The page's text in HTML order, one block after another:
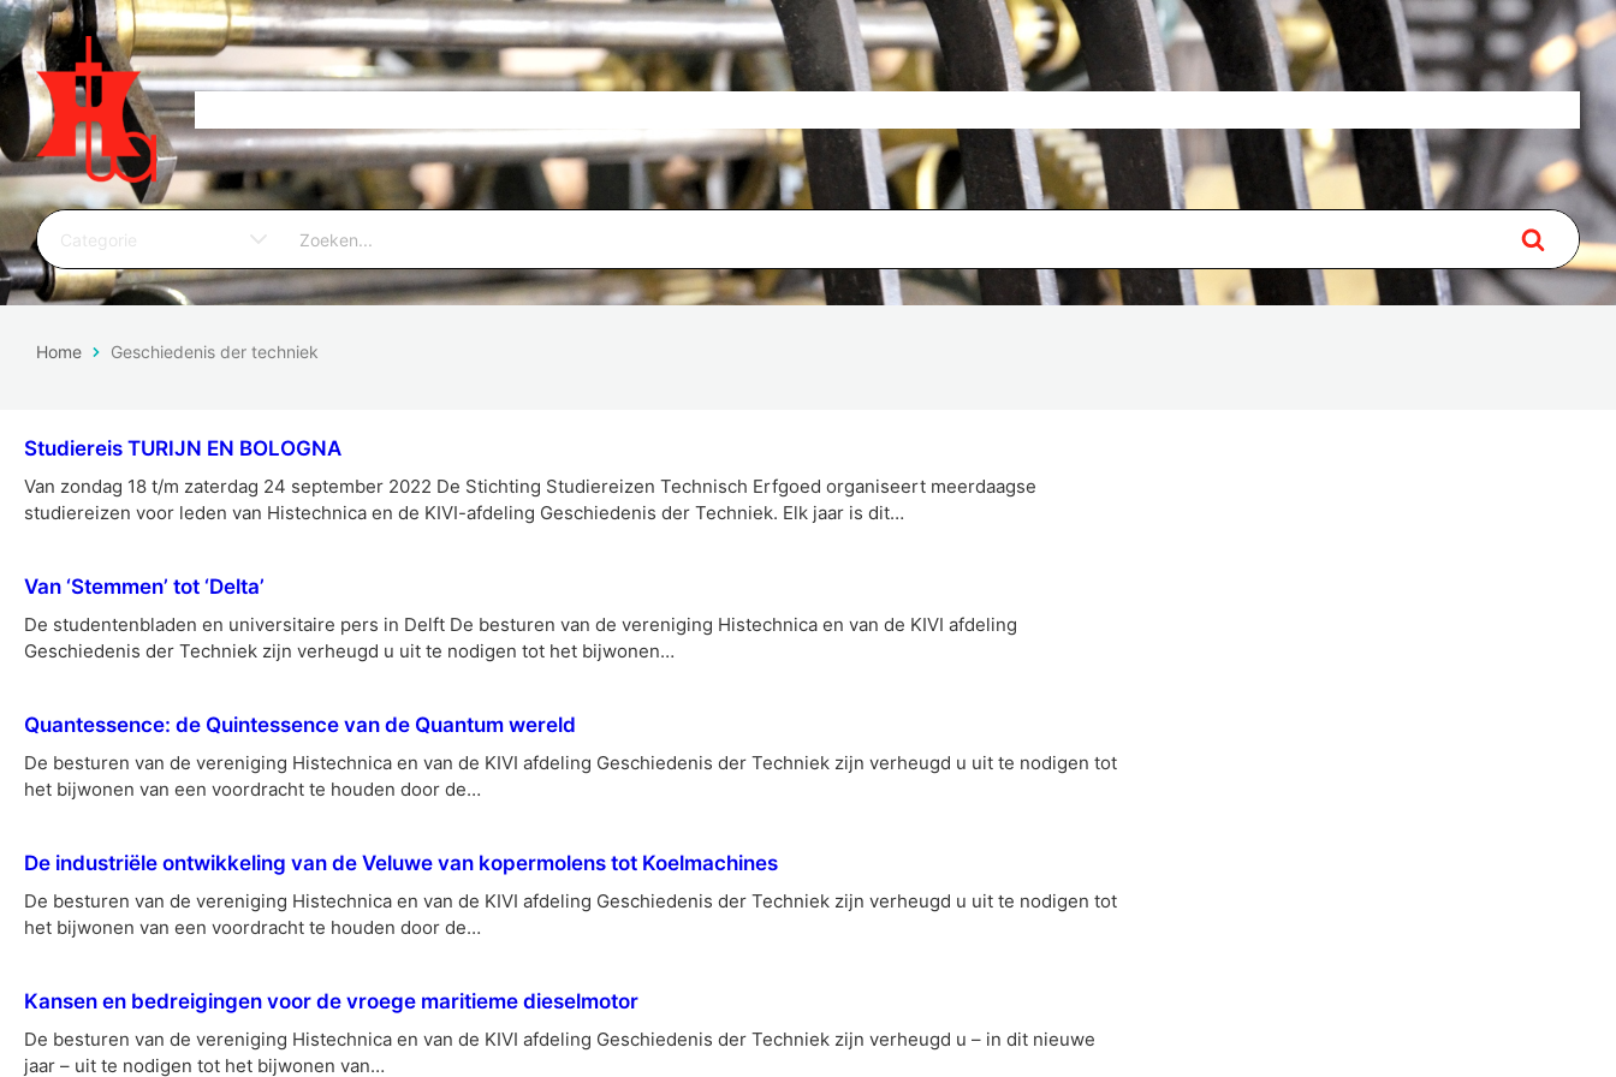
Home Geschiedenis der techniek
Studiereis TURIJN EN BOLOGNA
Van zondag 18 t/m zaterdag 24 september 2022 De Stichting Studiereizen Technisch Erfgoed organiseert meerdaagse
studiereizen voor leden van Histechnica en de KIVI-afdeling Geschiedenis der Techniek. Elk jaar is dit…
Van ‘Stemmen’ tot ‘Delta’
De studentenbladen en universitaire pers in Delft De besturen van de vereniging Histechnica en van de KIVI afdeling
Geschiedenis der Techniek zijn verheugd u uit te nodigen tot het bijwonen…
Quantessence: de Quintessence van de Quantum wereld
De besturen van de vereniging Histechnica en van de KIVI afdeling Geschiedenis der Techniek zijn verheugd u uit te nodigen tot
het bijwonen van een voordracht te houden door de…
De industriële ontwikkeling van de Veluwe van kopermolens tot Koelmachines
De besturen van de vereniging Histechnica en van de KIVI afdeling Geschiedenis der Techniek zijn verheugd u uit te nodigen tot
het bijwonen van een voordracht te houden door de…
Kansen en bedreigingen voor de vroege maritieme dieselmotor
De besturen van de vereniging Histechnica en van de KIVI afdeling Geschiedenis der Techniek zijn verheugd u – in dit nieuwe
jaar – uit te nodigen tot het bijwonen van…